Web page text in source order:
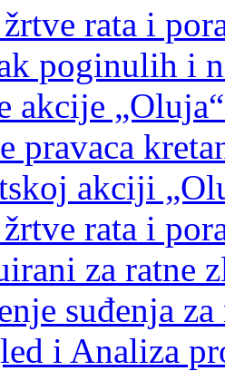
žrtve rata i
poginulih i
akcije
pravaca
akciji
žrtve rata i
za ratne
suđenja
i Analiza